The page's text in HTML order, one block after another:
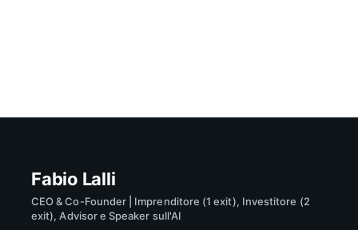
Fabio Lalli
CEO & Co-Founder | Imprenditore (1 exit), Investitore (2
exit), Advisor e Speaker sull'AI